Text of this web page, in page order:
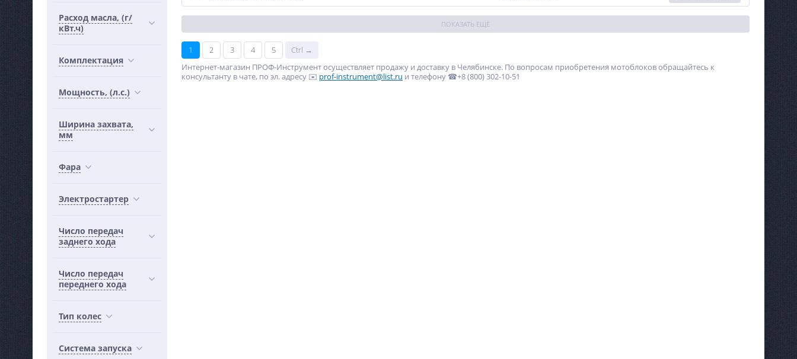
Расход масла, (г/
кВт.ч)
Комплектация
Мощность, (л.с.)
Ширина захвата,
мм
Фара
Электростартер
Число передач
заднего хода
Число передач
переднего хода
Тип колес
Система запуска
ПОКАЗАТЬ ЕЩЁ
1 2 3 4 5
Ctrl →
Интернет-магазин ПРОФ-Инструмент осуществляет продажу и доставку в Челябинске. По вопросам приобретения мотоблоков обращайтесь к
консультанту в чате, по эл. адресу ✉️ prof-instrument@list.ru и телефону ☎+8 (800) 302-10-51